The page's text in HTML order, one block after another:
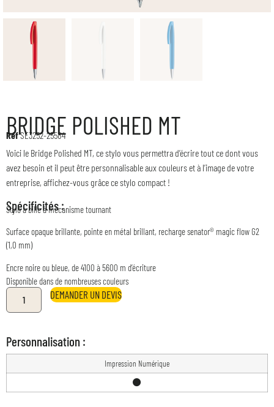
BRIDGE POLISHED MT
RéfSE3252-25584
Voici le Bridge Polished MT, ce stylo vous permettra d’écrire tout ce dont vous
avez besoin et il peut être personnalisable aux couleurs et à l’image de votre
entreprise, affichez-vous grâce ce stylo compact !
Spécificités :
Stylo à bille à mécanisme tournant
Surface opaque brillante, pointe en métal brillant, recharge senator® magic flow G2
(1,0 mm)
Encre noire ou bleue, de 4100 à 5600 m d’écriture
Disponible dans de nombreuses couleurs
DEMANDER UN DEVIS
Personnalisation :
Impression Numérique